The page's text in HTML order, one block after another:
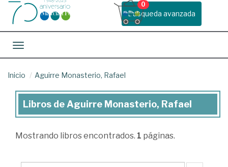
Busqueda avanzada
0
Toggle navigation
Inicio Aguirre Monasterio, Rafael
Libros
Aguirre
Libros de Aguirre Monasterio, Rafael
Mostrando libros encontrados. 1 páginas.